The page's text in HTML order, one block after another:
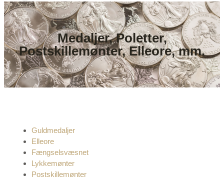
Medaljer, Poletter,
Postskillemønter, Elleore, mm.
Guldmedaljer
Elleore
Fængselsvæsnet
Lykkemønter
Postskillemønter